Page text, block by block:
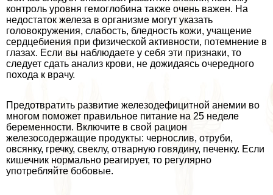
контроль уровня гемоглобина также очень важен. На
недостаток железа в организме могут указать
головокружения, слабость, бледность кожи, учащение
сердцебиения при физической активности, потемнение в
глазах. Если вы наблюдаете у себя эти признаки, то
следует сдать анализ крови, не дожидаясь очередного
похода к врачу.
Предотвратить развитие железодефицитной анемии во
многом поможет правильное питание на 25 неделе
беременности. Включите в свой рацион
железосодержащие продукты: чернослив, отруби,
овсянку, гречку, свеклу, отварную говядину, печенку. Если
кишечник нормально реагирует, то регулярно
употрeбляйте бобовые.